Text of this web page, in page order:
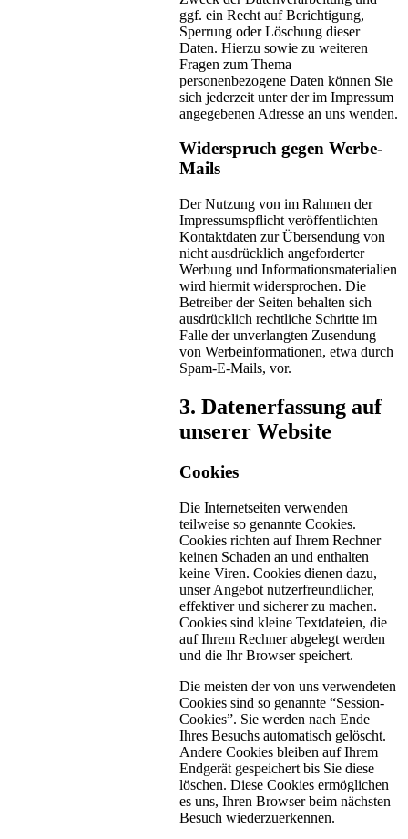
ggf. ein Recht auf Berichtigung,
Sperrung oder Löschung dieser
Daten. Hierzu sowie zu weiteren
Fragen zum Thema
personenbezogene Daten können Sie
sich jederzeit unter der im Impressum
angegebenen Adresse an uns wenden.
Widerspruch gegen Werbe-
Mails
Der Nutzung von im Rahmen der
Impressumspflicht veröffentlichten
Kontaktdaten zur Übersendung von
nicht ausdrücklich angeforderter
Werbung und Informationsmaterialien
wird hiermit widersprochen. Die
Betreiber der Seiten behalten sich
ausdrücklich rechtliche Schritte im
Falle der unverlangten Zusendung
von Werbeinformationen, etwa durch
Spam-E-Mails, vor.
3. Datenerfassung auf
unserer Website
Cookies
Die Internetseiten verwenden
teilweise so genannte Cookies.
Cookies richten auf Ihrem Rechner
keinen Schaden an und enthalten
keine Viren. Cookies dienen dazu,
unser Angebot nutzerfreundlicher,
effektiver und sicherer zu machen.
Cookies sind kleine Textdateien, die
auf Ihrem Rechner abgelegt werden
und die Ihr Browser speichert.
Die meisten der von uns verwendeten
Cookies sind so genannte “Session-
Cookies”. Sie werden nach Ende
Ihres Besuchs automatisch gelöscht.
Andere Cookies bleiben auf Ihrem
Endgerät gespeichert bis Sie diese
löschen. Diese Cookies ermöglichen
es uns, Ihren Browser beim nächsten
Besuch wiederzuerkennen.